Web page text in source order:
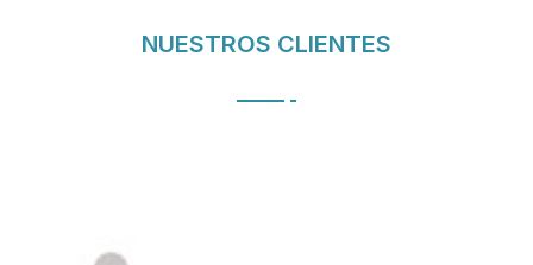
NUESTROS CLIENTES